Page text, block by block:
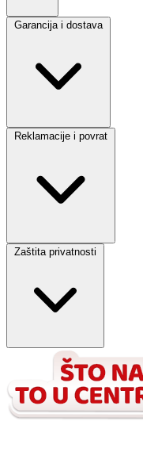
Garancija i dostava
Reklamacije i povrat
Zaštita privatnosti